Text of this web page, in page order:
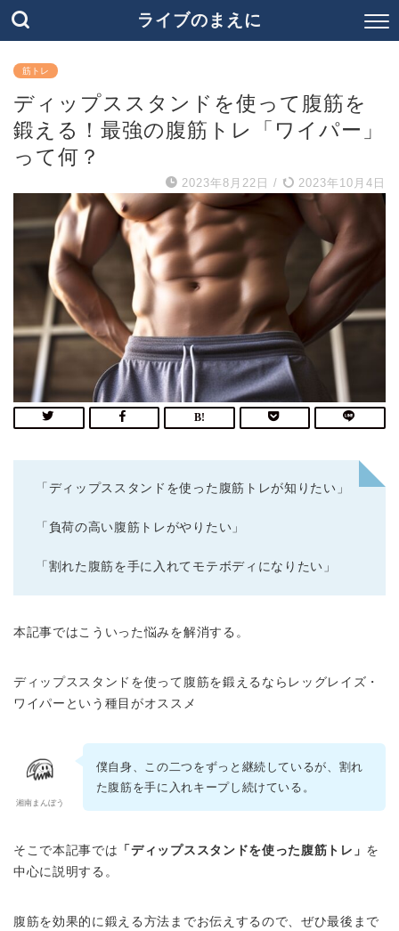
ライブのまえに
筋トレ
ディップススタンドを使って腹筋を
鍛える！最強の腹筋トレ「ワイパー」
って何？
2023年8月22日 / 2023年10月4日
「ディップススタンドを使った腹筋トレが知りたい」
「負荷の高い腹筋トレがやりたい」
「割れた腹筋を手に入れてモテボディになりたい」
本記事ではこういった悩みを解消する。
ディップススタンドを使って腹筋を鍛えるならレッグレイズ・
ワイパーという種目がオススメ
湘南まんぼう
僕自身、この二つをずっと継続しているが、割れ
た腹筋を手に入れキープし続けている。
そこで本記事では 「ディップススタンドを使った腹筋トレ」 を
中心に説明する。
腹筋を効果的に鍛える方法までお伝えするので、ぜひ最後まで